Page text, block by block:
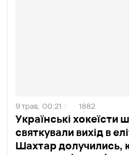
Українські хокеїсти
святкували вихід в
Шахтар долучились,
9 трав, 00:21 / 1882